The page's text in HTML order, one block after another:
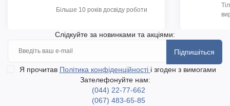
Більше 10 років досвіду роботи
Слідкуйте за новинками та акціями:
Підпишіться
Я прочитав Політика конфіденційності і згоден з вимогами
Зателефонуйте нам:
(044) 22-77-662
(067) 483-65-85